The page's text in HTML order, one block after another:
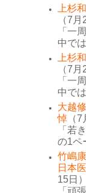
上杉
（7月
「一
中で
上杉
（7月
「一
中で
大越
悼 （
「若
の1ペ
竹嶋
日本
15日）